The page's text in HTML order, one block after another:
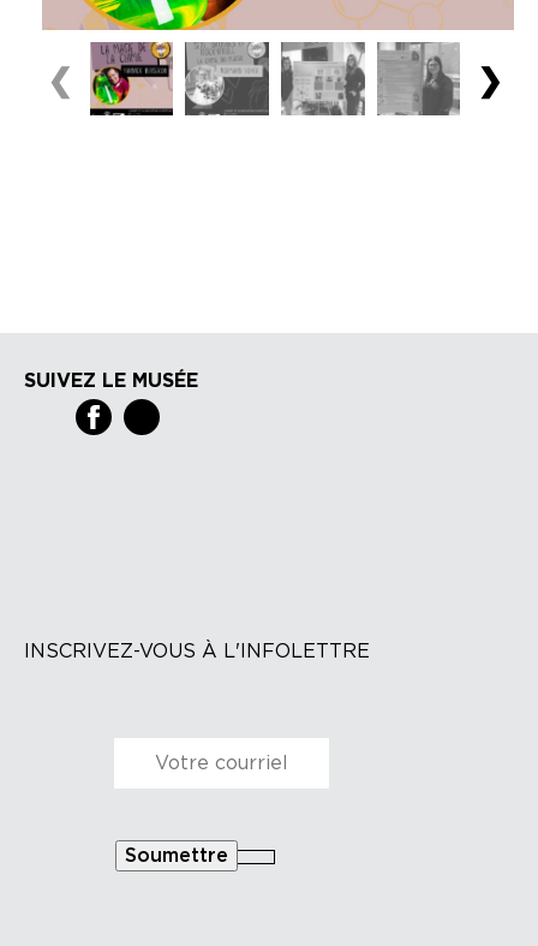
❮ ❯
SUIVEZ LE MUSÉE
INSCRIVEZ-VOUS À L'INFOLETTRE
Courriel *
Soumettre